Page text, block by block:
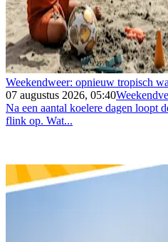
Weekendweer: opnieuw tropisch
07 augustus 2026, 05:40
Na een aantal koelere dagen loopt
flink op. Wat...